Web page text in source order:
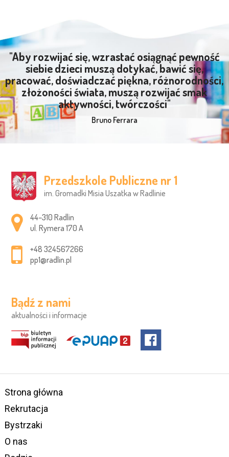
"Aby rozwijać się, wzrastać osiągnąć pewność
siebie dzieci muszą dotykać, bawić się,
pracować, doświadczać piękna, różnorodności,
złożoności świata, muszą rozwijać smak
aktywności, twórczości"
Bruno Ferrara
Przedszkole Publiczne nr 1
im. Gromadki Misia Uszatka w Radlinie
Adres pocztowy:
44–310 Radlin
ul. Rymera 170 A
+48 324567266
pp1@radlin.pl
Bądź z nami
aktualności i informacje
Strona główna
Rekrutacja
Bystrzaki
O nas